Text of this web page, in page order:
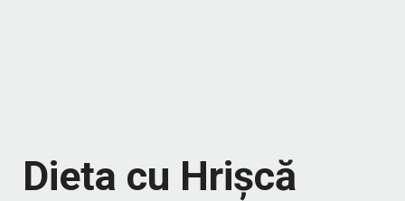
Dieta cu Hrișcă